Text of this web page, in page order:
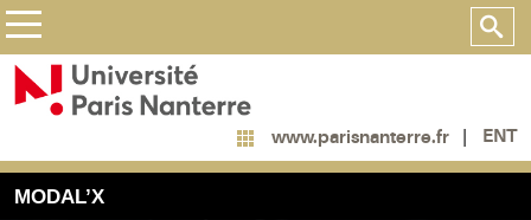
www.parisnanterre.fr ENT
MODAL’X